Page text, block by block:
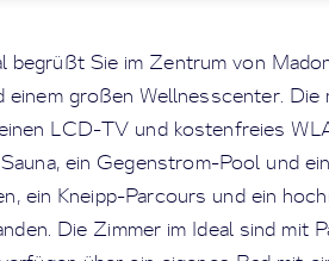
begrüßt Sie im Zentrum von
einem großen Wellnesscenter.
LCD-TV und kostenfreies
ein Gegenstrom-Pool und
ein Kneipp-Parcours und ein
Die Zimmer im Ideal sind mit